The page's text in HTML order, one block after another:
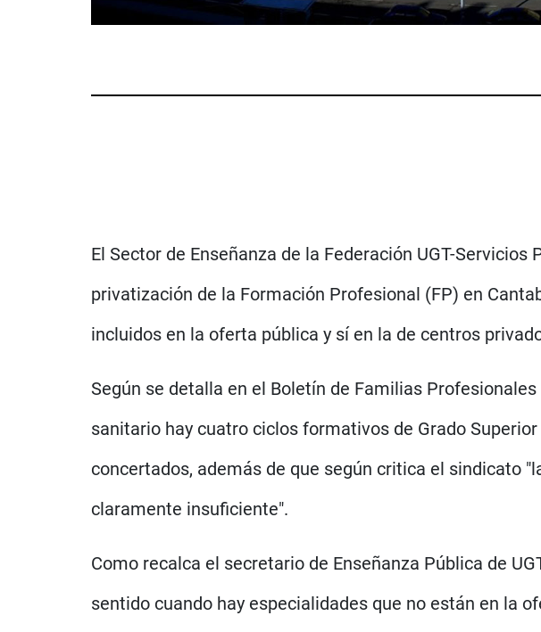
El Sector de Enseñanza de la Federación UGT-
privatización de la Formación Profesional (FP) en
incluidos en la oferta pública y sí en la de centros
Según se detalla en el Boletín de Familias
sanitario hay cuatro ciclos formativos de Grado
concertados, además de que según critica el sindicato
claramente insuficiente".
Como recalca el secretario de Enseñanza Pública de
sentido cuando hay especialidades que no están en la